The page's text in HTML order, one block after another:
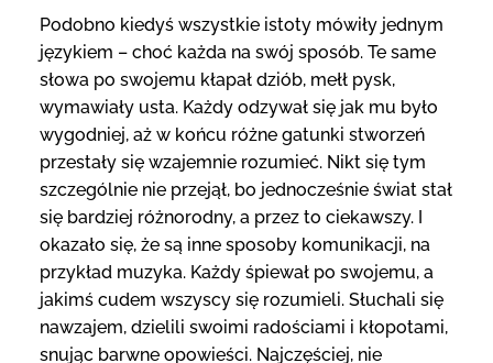
Podobno kiedyś wszystkie istoty mówiły jednym
językiem – choć każda na swój sposób. Te same
słowa po swojemu kłapał dziób, mełł pysk,
wymawiały usta. Każdy odzywał się jak mu było
wygodniej, aż w końcu różne gatunki stworzeń
przestały się wzajemnie rozumieć. Nikt się tym
szczególnie nie przejął, bo jednocześnie świat stał
się bardziej różnorodny, a przez to ciekawszy. I
okazało się, że są inne sposoby komunikacji, na
przykład muzyka. Każdy śpiewał po swojemu, a
jakimś cudem wszyscy się rozumieli. Słuchali się
nawzajem, dzielili swoimi radościami i kłopotami,
snując barwne opowieści. Najczęściej, nie